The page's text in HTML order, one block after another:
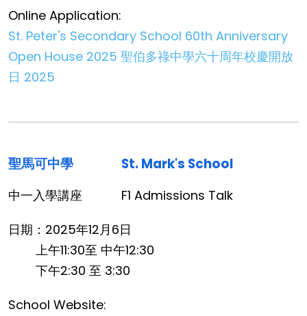
Online Application:
St. Peter's Secondary School 60th Anniversary
Open House 2025 聖伯多祿中學六十周年校慶開放
日 2025
聖馬可中學 St. Mark's School
中一入學講座
F1 Admissions Talk
日期：2025年12月6日
上午11:30至 中午12:30
下午2:30 至 3:30
School Website: